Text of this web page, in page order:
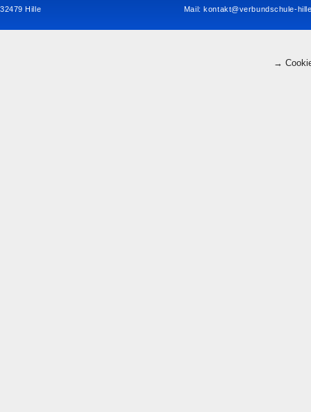
32479 Hille
Mail:kontakt@verbundschule-
→